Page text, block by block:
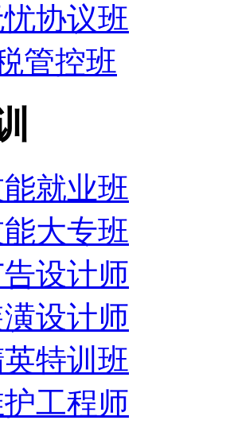
协议班
管控班
就业班
大专班
设计师
设计师
特训班
工程师